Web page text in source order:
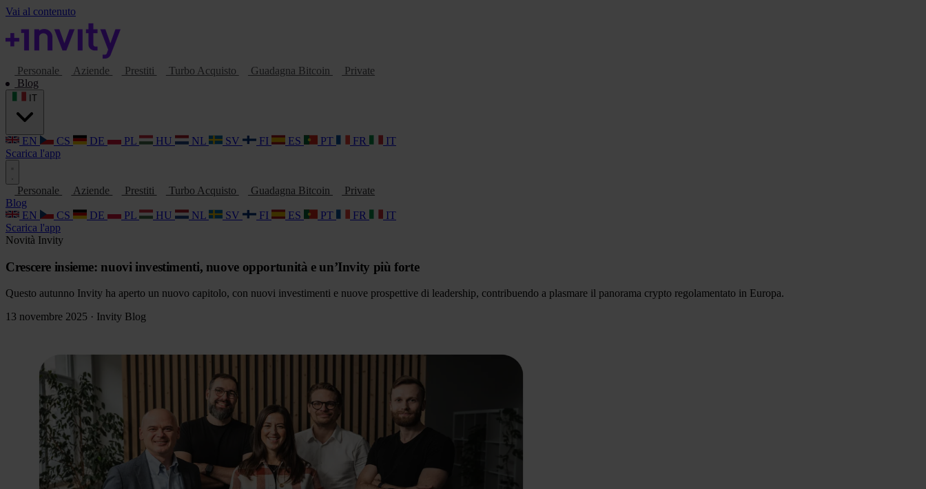
Vai al contenuto
Personale Aziende Prestiti Turbo Acquisto Guadagna Bitcoin
Private
Blog
EN CS DE PL HU NL SV FI ES PT FR
IT
Scarica l'app
Personale Aziende Prestiti Turbo Acquisto Guadagna Bitcoin
Private
Blog
EN
CS DE PL HU NL SV FI ES PT FR
IT
Scarica l'app
Novità Invity
Crescere insieme: nuovi investimenti, nuove opportunità e un’Invity più forte
Questo autunno Invity ha aperto un nuovo capitolo, con nuovi investimenti e nuove prospettive di leadership, contribuendo a plasmare il panorama crypto regolamentato in Europa.
13 novembre 2025 · Invity Blog